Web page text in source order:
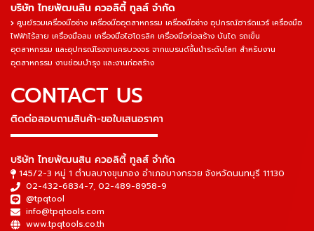
บริษัท ไทยพัฒนสิน ควอลิตี้ ทูลส์ จำกัด
ศูนย์รวมเครื่องมือช่าง เครื่องมืออุตสาหกรรม เครื่องมือช่าง อุปกรณ์ฮาร์ดแวร์ เครื่องมือ
ไฟฟ้าไร้สาย เครื่องมือลม เครื่องมือไฮโดรลิค เครื่องมือก่อสร้าง บันได รถเข็น
อุตสาหกรรม และอุปกรณ์โรงงานครบวงจร จากแบรนด์ชั้นนำระดับโลก สำหรับงาน
อุตสาหกรรม งานซ่อมบำรุง และงานก่อสร้าง
CONTACT US
ติดต่อสอบถามสินค้า-ขอใบเสนอราคา
▬▬▬▬▬▬▬▬▬▬▬▬▬▬▬
บริษัท ไทยพัฒนสิน ควอลิตี้ ทูลส์ จำกัด
145/2-3 หมู่ 1 ตำบลบางขุนกอง อำเภอบางกรวย จังหวัดนนทบุรี 11130
02-432-6834-7, 02-489-8958-9
@tpqtool
info@tpqtools.com
www.tpqtools.co.th